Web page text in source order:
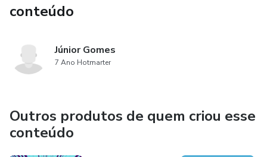
conteúdo
Júnior Gomes
7 Ano Hotmarter
Outros produtos de quem criou esse
conteúdo